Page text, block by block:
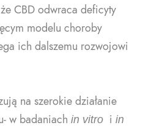
CBD odwraca deficyty
modelu choroby
ich dalszemu rozwojowi
na szerokie działanie
w badaniach in vitro i in